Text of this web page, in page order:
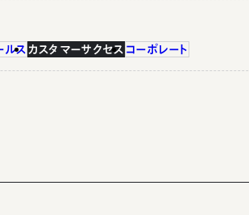
ルス カスタマーサクセス コーポレート